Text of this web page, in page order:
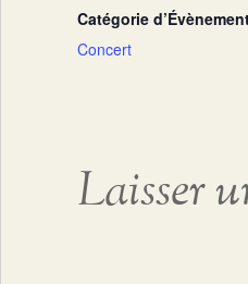
Catégorie
Concert
Laisser